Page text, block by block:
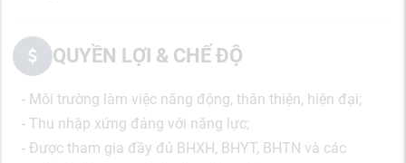
QUYỀN LỢI & CHẾ ĐỘ
- Môi trường làm việc năng động, thân thiện, hiện đại;
- Thu nhập xứng đáng với năng lực;
- Được tham gia đầy đủ BHXH, BHYT, BHTN và các